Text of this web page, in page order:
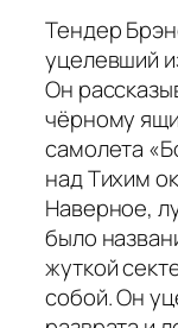
Тендер
уцелевший
Он
чёрному
самолета
над Тихим
Наверное,
было
жуткой
собой. Он